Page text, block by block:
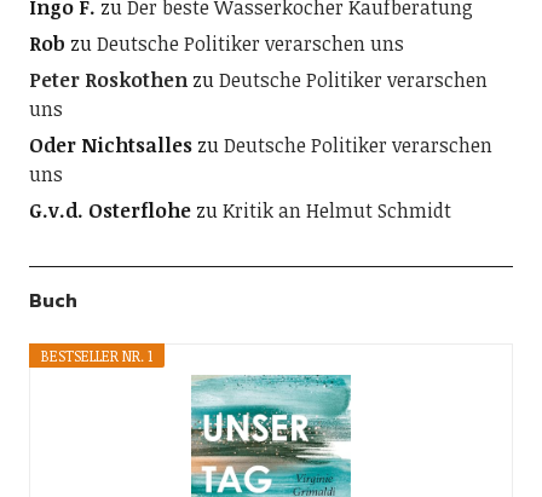
Ingo F. zuDer beste Wasserkocher Kaufberatung
Rob zuDeutsche Politiker verarschen uns
Peter RoskothenzuDeutsche Politiker verarschen
uns
Oder NichtsalleszuDeutsche Politiker verarschen
uns
G.v.d. OsterflohezuKritik an Helmut Schmidt
Buch
BESTSELLER NR. 1